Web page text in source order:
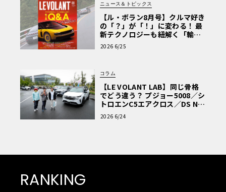
ニュース＆トピックス
【ル・ボラン8月号】クルマ好き
の「？」が「！」に変わる！ 最
新テクノロジーも紐解く「輸入
車Q&A」
2026 6/25
コラム
【LE VOLANT LAB】同じ骨格
でどう違う？ プジョー5008／シ
トロエンC5エアクロス／DS Nº4
読者一気乗りレポート
2026 6/24
RANKING